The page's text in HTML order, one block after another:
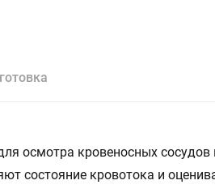
осмотра кровеносных сосудов
состояние кровотока и